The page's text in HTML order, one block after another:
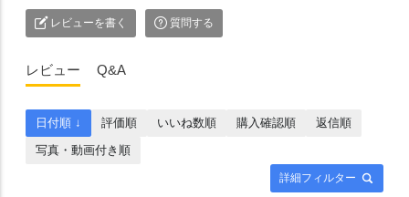
レビューを書く 質問する
レビュー Q&A
詳細フィルター
日付順 ↓ 評価順 いいね数順 購入確認順
返信順
写真・動画付き順